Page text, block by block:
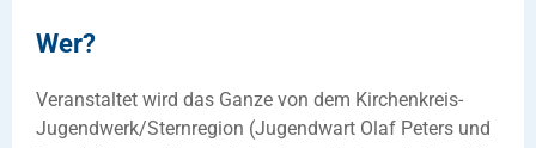
Wer?
Veranstaltet wird das Ganze von dem Kirchenkreis-
Jugendwerk/Sternregion (Jugendwart Olaf Peters und